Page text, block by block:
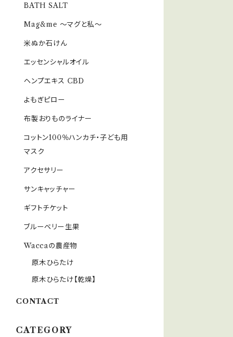
BATH SALT
Mag&me ～マグと私～
米ぬか石けん
エッセンシャルオイル
ヘンプエキス CBD
よもぎピロー
布製おりものライナー
コットン100％ハンカチ・子ども用
マスク
アクセサリー
サンキャッチャー
ギフトチケット
ブルーベリー生果
Waccaの農産物
原木ひらたけ
原木ひらたけ【乾燥】
CONTACT
CATEGORY